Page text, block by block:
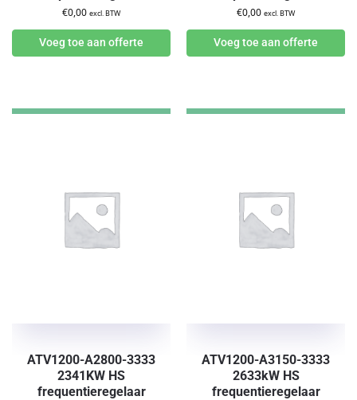
€0,00 excl. BTW
Voeg toe aan offerte
€0,00 excl. BTW
Voeg toe aan offerte
ATV1200-A2800-3333
2341KW HS
frequentieregelaar
ATV1200-A3150-3333
2633kW HS
frequentieregelaar